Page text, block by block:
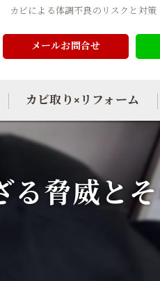
カビによる体調不良のリスクと対
メールお問合せ
カビ取り×リフォーム
る脅威と